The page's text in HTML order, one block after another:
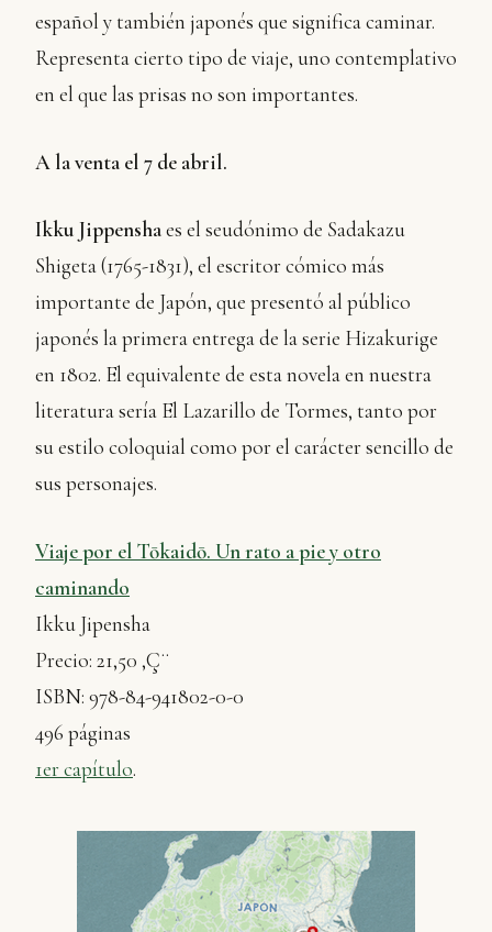
español y también japonés que significa caminar.
Representa cierto tipo de viaje, uno contemplativo
en el que las prisas no son importantes.
A la venta el 7 de abril.
Ikku Jippenshaes el seudónimo de Sadakazu
Shigeta (1765-1831), el escritor cómico más
importante de Japón, que presentó al público
japonés la primera entrega de la serie Hizakurige
en 1802. El equivalente de esta novela en nuestra
literatura sería El Lazarillo de Tormes, tanto por
su estilo coloquial como por el carácter sencillo de
sus personajes.
Viaje por el Tōkaidō. Un rato a pie y otro
caminando
Ikku Jipensha
Precio: 21,50 ‚Ç¨
ISBN: 978-84-941802-0-0
496 páginas
1er capítulo.